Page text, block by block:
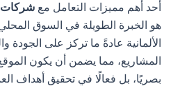
أحد أهم مميزات التعامل معشركات
هو الخبرة الطويلة في السوق
الألمانية عادةً ما تركز على الجودة
المشاريع، مما يضمن أن يكون
بصريًا، بل فعالًا في تحقيق أهداف